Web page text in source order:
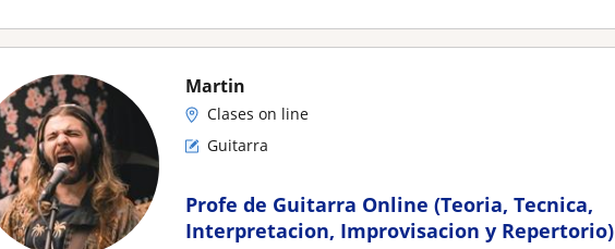
Martin
Clases on line
Guitarra
Profe de Guitarra Online (Teoria, Tecnica,
Interpretacion, Improvisacion y Repertorio)